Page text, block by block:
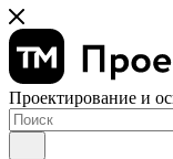
Проектирование и